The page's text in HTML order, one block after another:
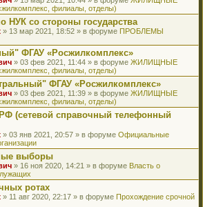
филиалы, отделы)
НУК со стороны государства
» 13 мар 2021, 18:52 » в форуме ПРОБЛЕМЫ
ФГАУ «Росжилкомплекс»
» 03 фев 2021, 11:44 » в форуме ЖИЛИЩНЫЕ
филиалы, отделы)
ФГАУ «Росжилкомплекс»
» 03 фев 2021, 11:39 » в форуме ЖИЛИЩНЫЕ
филиалы, отделы)
(сетевой справочный телефонный
» 03 янв 2021, 20:57 » в форуме Официальные
выборы
» 16 ноя 2020, 14:21 » в форуме Власть о
ротах
» 11 авг 2020, 22:17 » в форуме Прохождение срочной